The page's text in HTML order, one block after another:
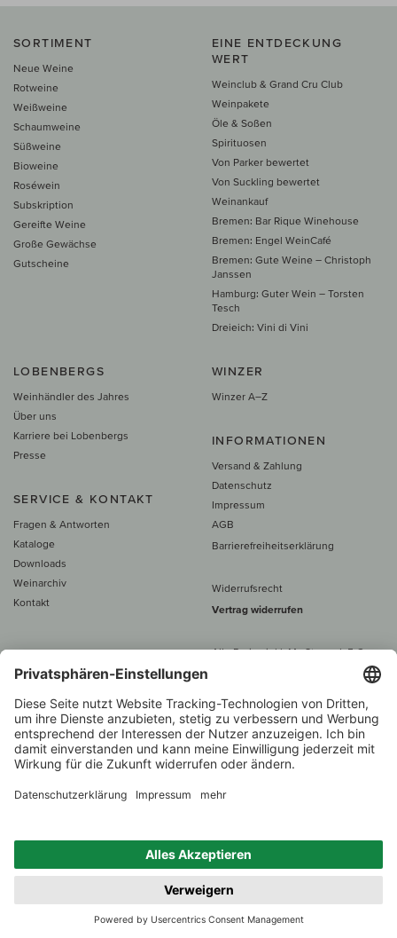
SORTIMENT
Neue Weine
Rotweine
Weißweine
Schaumweine
Süßweine
Bioweine
Roséwein
Subskription
Gereifte Weine
Große Gewächse
Gutscheine
EINE ENTDECKUNG
WERT
Weinclub & Grand Cru Club
Weinpakete
Öle & Soßen
Spirituosen
Von Parker bewertet
Von Suckling bewertet
Weinankauf
Bremen: Bar Rique Winehouse
Bremen: Engel WeinCafé
Bremen: Gute Weine – Christoph
Janssen
Hamburg: Guter Wein – Torsten
Tesch
Dreieich: Vini di Vini
LOBENBERGS
Weinhändler des Jahres
Über uns
Karriere bei Lobenbergs
Presse
SERVICE & KONTAKT
Fragen & Antworten
Kataloge
Downloads
Weinarchiv
Kontakt
WINZER
Winzer A–Z
INFORMATIONEN
Versand & Zahlung
Datenschutz
Impressum
AGB
Barrierefreiheitserklärung
Widerrufsrecht
Vertrag widerrufen
Alle Preise inkl. MwSt., zzgl. 5 €
60 € versand­kosten­
Beratung unter
1.000 Winzer –
Weinhändler
des Jahres 2022
Zurück